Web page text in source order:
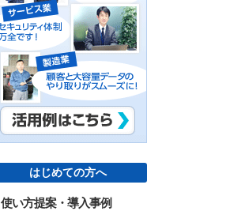
はじめての方へ
使い方提案・導入事例